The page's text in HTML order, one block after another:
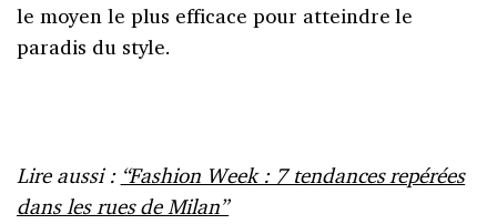
le moyen le plus efficace pour atteindre le
paradis du style.
Lire aussi : “Fashion Week : 7 tendances repérées
dans les rues de Milan”